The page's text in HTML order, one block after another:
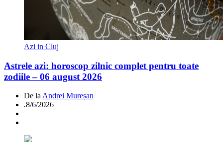
Azi in Cluj
Astrele azi: horoscop zilnic complet pentru toate
zodiile – 06 august 2026
De la Andrei Mureșan
.8/6/2026